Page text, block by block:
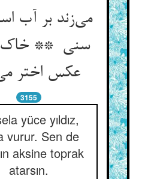
می‌زند بر آب
سنی ** خاک
عکس اختر می‌زنی
3155
yüce yıldız,
vurur. Sen de
aksine toprak
atarsın.